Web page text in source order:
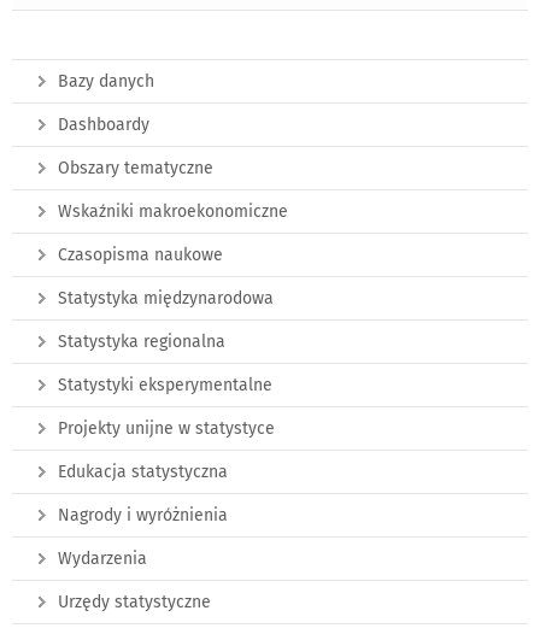
Bazy danych
Dashboardy
Obszary tematyczne
Wskaźniki makroekonomiczne
Czasopisma naukowe
Statystyka międzynarodowa
Statystyka regionalna
Statystyki eksperymentalne
Projekty unijne w statystyce
Edukacja statystyczna
Nagrody i wyróżnienia
Wydarzenia
Urzędy statystyczne